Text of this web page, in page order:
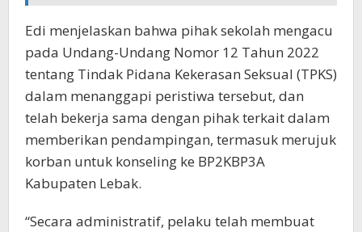
Edi menjelaskan bahwa pihak sekolah mengacu
pada Undang-Undang Nomor 12 Tahun 2022
tentang Tindak Pidana Kekerasan Seksual (TPKS)
dalam menanggapi peristiwa tersebut, dan
telah bekerja sama dengan pihak terkait dalam
memberikan pendampingan, termasuk merujuk
korban untuk konseling ke BP2KBP3A
Kabupaten Lebak.
“Secara administratif, pelaku telah membuat